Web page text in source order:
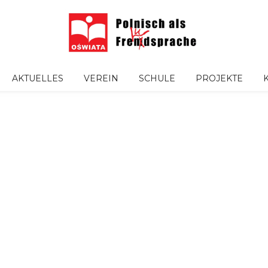
AKTUELLES VEREIN SCHULE PROJEKTE